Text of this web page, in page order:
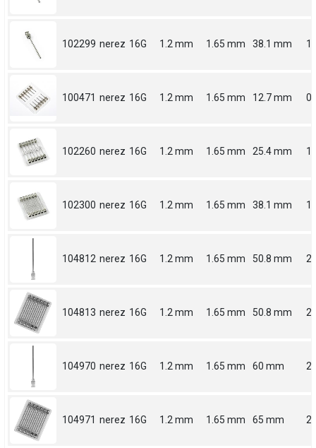
102299 nerez 16G 1.2 mm 1.65 mm 38.1 mm
100471 nerez 16G 1.2 mm 1.65 mm 12.7 mm
102260 nerez 16G 1.2 mm 1.65 mm 25.4 mm 1
102300 nerez 16G 1.2 mm 1.65 mm 38.1 mm
104812 nerez 16G 1.2 mm 1.65 mm 50.8 mm 2
104813 nerez 16G 1.2 mm 1.65 mm 50.8 mm 2
104970 nerez 16G 1.2 mm 1.65 mm 60 mm
104971 nerez 16G 1.2 mm 1.65 mm 65 mm